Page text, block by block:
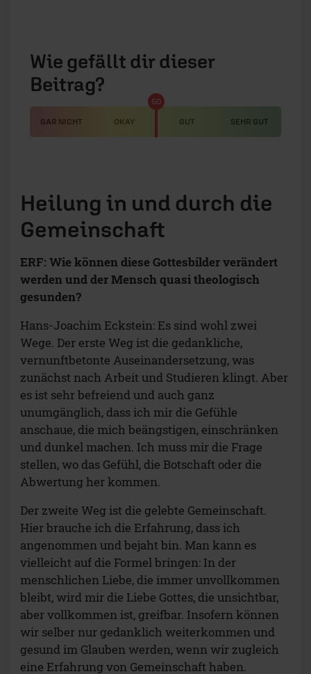
Wie gefällt dir dieser
Beitrag?
GAR NICHT OKAY GUT SEHR GUT
50
Heilung in und durch die
Gemeinschaft
ERF: Wie können diese Gottesbilder verändert
werden und der Mensch quasi theologisch
gesunden?
Hans-Joachim Eckstein: Es sind wohl zwei
Wege. Der erste Weg ist die gedankliche,
vernunftbetonte Auseinandersetzung, was
zunächst nach Arbeit und Studieren klingt. Aber
es ist sehr befreiend und auch ganz
unumgänglich, dass ich mir die Gefühle
anschaue, die mich beängstigen, einschränken
und dunkel machen. Ich muss mir die Frage
stellen, wo das Gefühl, die Botschaft oder die
Abwertung her kommen.
Der zweite Weg ist die gelebte Gemeinschaft.
Hier brauche ich die Erfahrung, dass ich
angenommen und bejaht bin. Man kann es
vielleicht auf die Formel bringen: In der
menschlichen Liebe, die immer unvollkommen
bleibt, wird mir die Liebe Gottes, die unsichtbar,
aber vollkommen ist, greifbar. Insofern können
wir selber nur gedanklich weiterkommen und
gesund im Glauben werden, wenn wir zugleich
eine Erfahrung von Gemeinschaft haben.